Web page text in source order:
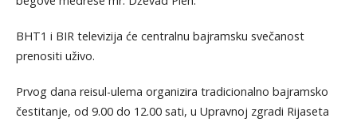
BHT1 i BIR televizija će centralnu bajramsku svečanost
prenositi uživo.
Prvog dana reisul-ulema organizira tradicionalno bajramsko
čestitanje, od 9.00 do 12.00 sati, u Upravnoj zgradi Rijaseta